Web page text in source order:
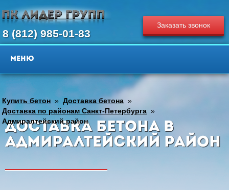
8 (812) 985-01-83
Заказать звонок
Купить бетон » Доставка бетона »
Доставка по районам Санкт-Петербурга »
Адмиралтейский район
Доставка бетона в
Адмиралтейский район